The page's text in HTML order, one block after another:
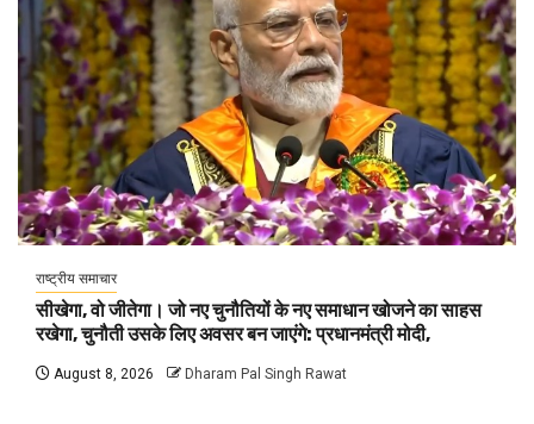
राष्ट्रीय समाचार
सीखेगा, वो जीतेगा। जो नए चुनौतियों के नए समाधान खोजने का साहस
रखेगा, चुनौती उसके लिए अवसर बन जाएंगे: प्रधानमंत्री मोदी,
August 8, 2026 Dharam Pal Singh Rawat